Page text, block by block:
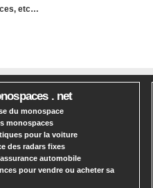
etc…
. net
du monospace
monospaces
pour la voiture
des radars fixes
automobile
pour vendre ou acheter sa